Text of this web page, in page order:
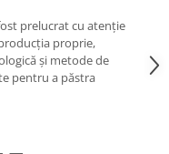
prelucrat cu atenție
proprie,
și metode de
pentru a păstra